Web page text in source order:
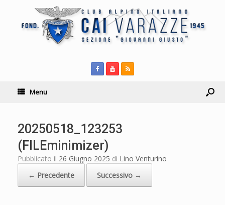
Menu
20250518_123253
(FILEminimizer)
Pubblicato il 26 Giugno 2025 di Lino Venturino
← Precedente
Successivo →